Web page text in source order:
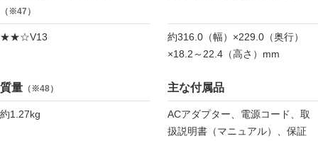
（※47）
★★☆V13
約316.0（幅）×229.0（奥行）
×18.2～22.4（高さ）mm
質量 （※48）
約1.27kg
主な付属品
ACアダプター、電源コード、取
扱説明書（マニュアル）、保証